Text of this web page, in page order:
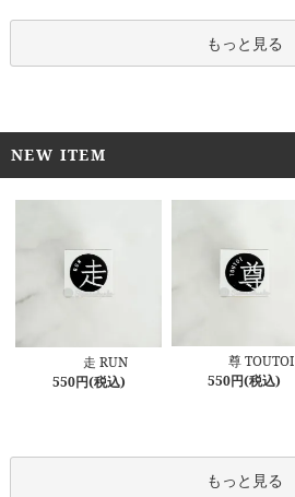
もっと見る
NEW ITEM
走 RUN
550円(税込)
尊 TOUTOI
550円(税込)
もっと見る